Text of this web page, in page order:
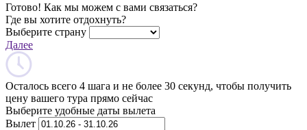
Готово! Как мы можем с вами связаться?
Где вы хотите отдохнуть?
Выберите страну
Далее
Осталось всего 4 шага и не более 30 секунд, чтобы получить
цену вашего тура прямо сейчас
Выберите удобные даты вылета
Вылет